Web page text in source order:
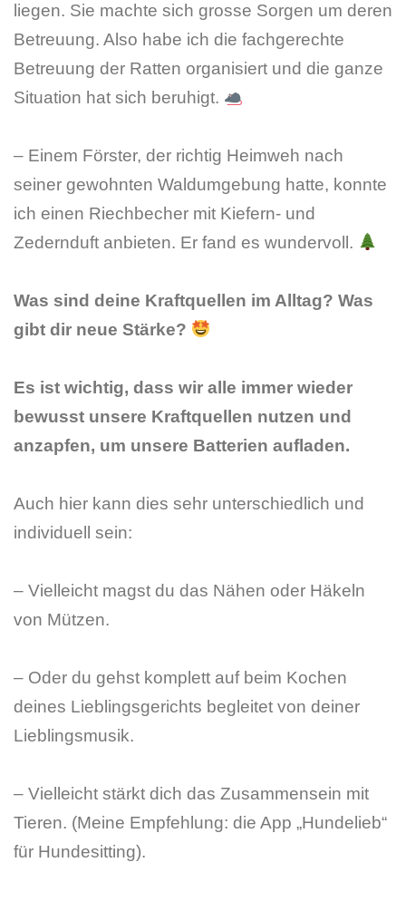
liegen. Sie machte sich grosse Sorgen um deren
Betreuung. Also habe ich die fachgerechte
Betreuung der Ratten organisiert und die ganze
Situation hat sich beruhigt.
– Einem Förster, der richtig Heimweh nach
seiner gewohnten Waldumgebung hatte, konnte
ich einen Riechbecher mit Kiefern- und
Zedernduft anbieten. Er fand es wundervoll.
Was sind deine Kraftquellen im Alltag? Was
gibt dir neue Stärke?
Es ist wichtig, dass wir alle immer wieder
bewusst unsere Kraftquellen nutzen und
anzapfen, um unsere Batterien aufladen.
Auch hier kann dies sehr unterschiedlich und
individuell sein:
– Vielleicht magst du das Nähen oder Häkeln
von Mützen.
– Oder du gehst komplett auf beim Kochen
deines Lieblingsgerichts begleitet von deiner
Lieblingsmusik.
– Vielleicht stärkt dich das Zusammensein mit
Tieren. (Meine Empfehlung: die App „Hundelieb“
für Hundesitting).